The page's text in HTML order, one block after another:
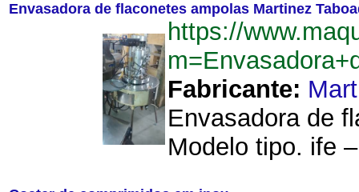
Envasadora de flaconetes ampolas Martinez
https://
Fabricante:
Envasadora de
Modelo tipo. ife